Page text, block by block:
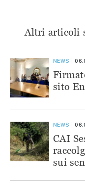
Altri articoli
NEWS
sito
NEWS
CAI
sui